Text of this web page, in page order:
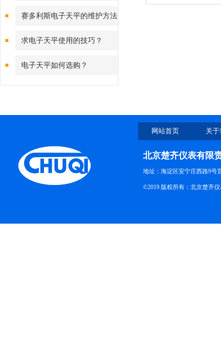
测量背后的故障预警守护
赛多利斯电子天平的维护方法
有哪些？
求电子天平使用的技巧？
电子天平如何选购？
网站首页 关
北京楚齐仪表有限
地址：海淀区安宁庄西路9号
©2019 版权所有：北京楚齐